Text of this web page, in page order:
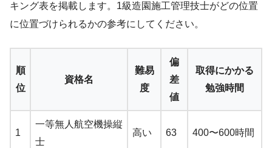
キング表を掲載します。1級造園施工管理技士がどの位置
に位置づけられるかの参考にしてください。
順
位
資格名
難易
度
偏
差
値
取得にかかる
勉強時間
1
一等無人航空機操縦
士
高い 63 400〜600時間